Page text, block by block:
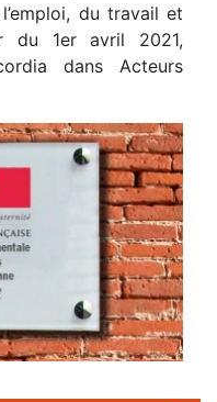
du travail et
du 1er avril 2021,
dans Acteurs